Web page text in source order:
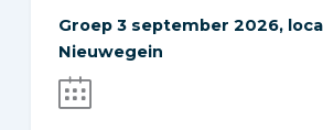
Groep 3 september 2026,
Nieuwegein